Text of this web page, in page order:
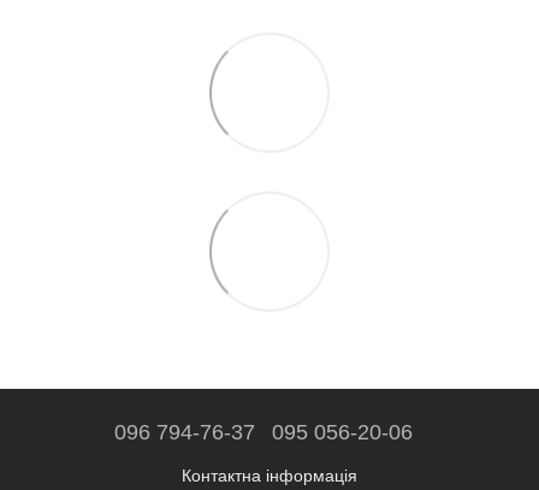
096 794-76-37 095 056-20-06
Контактна інформація